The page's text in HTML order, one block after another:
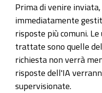
Prima di venire
immediatamente
risposte più comuni.
trattate sono quelle
richiesta non verrà
risposte dell'IA
supervisionate.